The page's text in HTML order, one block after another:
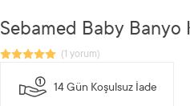
Sebamed Baby Banyo
14 Gün Koşulsuz İade